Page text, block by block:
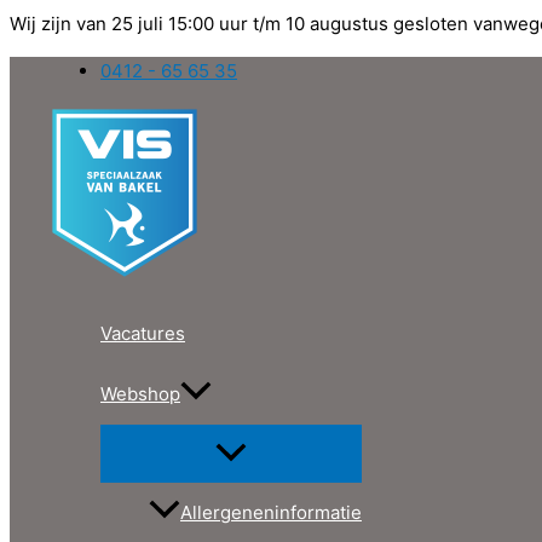
Wij zijn van 25 juli 15:00 uur t/m 10 augustus gesloten
Ga
0412 - 65 65 35
Vacatures
Webshop
Allergeneninformatie